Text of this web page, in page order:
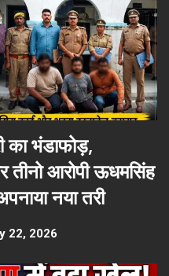
का भंडाफोड़,
तीनो आरोपी ऊधमसिंह
नया तरी
22, 2026